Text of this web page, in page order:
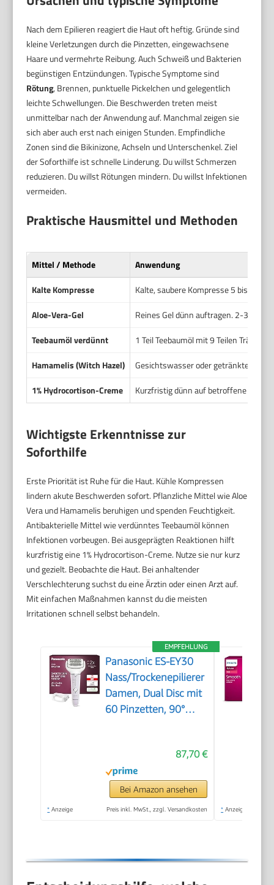
Nach dem Epilieren reagiert die Haut oft heftig. Gründe sind
kleine Verletzungen durch die Pinzetten, eingewachsene
Haare und vermehrte Reibung. Auch Schweiß und Bakterien
begünstigen Entzündungen. Typische Symptome sind
Rötung, Brennen, punktuelle Pickelchen und gelegentlich
leichte Schwellungen. Die Beschwerden treten meist
unmittelbar nach der Anwendung auf. Manchmal zeigen sie
sich aber auch erst nach einigen Stunden. Empfindliche
Zonen sind die Bikinizone, Achseln und Unterschenkel. Ziel
der Soforthilfe ist schnelle Linderung. Du willst Schmerzen
reduzieren. Du willst Rötungen mindern. Du willst Infektionen
vermeiden.
Praktische Hausmittel und Methoden
Mittel / Methode
Anwendung
Kalte Kompresse
Kalte, saubere Kompresse 5 bis 10
Aloe-Vera-Gel
Reines Gel dünn auftragen. 2-3 Mal
Teebaumöl verdünnt
1 Teil Teebaumöl mit 9 Teilen
Hamamelis (Witch Hazel)
Gesichtswasser oder getränkte Pads
1% Hydrocortison-Creme
Kurzfristig dünn auf betroffene
Wichtigste Erkenntnisse zur
Soforthilfe
Erste Priorität ist Ruhe für die Haut. Kühle Kompressen
lindern akute Beschwerden sofort. Pflanzliche Mittel wie Aloe
Vera und Hamamelis beruhigen und spenden Feuchtigkeit.
Antibakterielle Mittel wie verdünntes Teebaumöl können
Infektionen vorbeugen. Bei ausgeprägten Reaktionen hilft
kurzfristig eine 1% Hydrocortison-Creme. Nutze sie nur kurz
und gezielt. Beobachte die Haut. Bei anhaltender
Verschlechterung suchst du eine Ärztin oder einen Arzt auf.
Mit einfachen Maßnahmen kannst du die meisten
Irritationen schnell selbst behandeln.
EMPFEHLUNG
Panasonic ES-EY30
Nass/Trockenepilierer
Damen, Dual Disc mit
60 Pinzetten, 90°
LED-Licht, 30 Min.
Betrieb, kabellos,
Haarentferner.
87,70 €
Bei Amazon ansehen
* Anzeige Preis inkl. MwSt., zzgl. Versandkosten * Anzeige